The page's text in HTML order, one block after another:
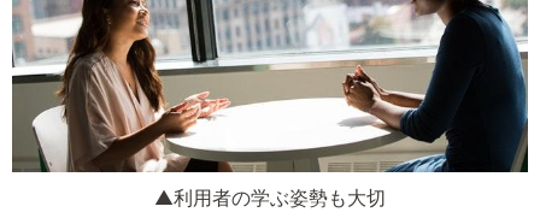
▲利用者の学ぶ姿勢も大切